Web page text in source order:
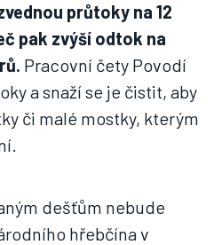
průtoky na 12
pak zvýší odtok na
Pracovní čety Povodí
a snaží se je čistit, aby
či malé mostky, kterým
dešťům nebude
hřebčína v